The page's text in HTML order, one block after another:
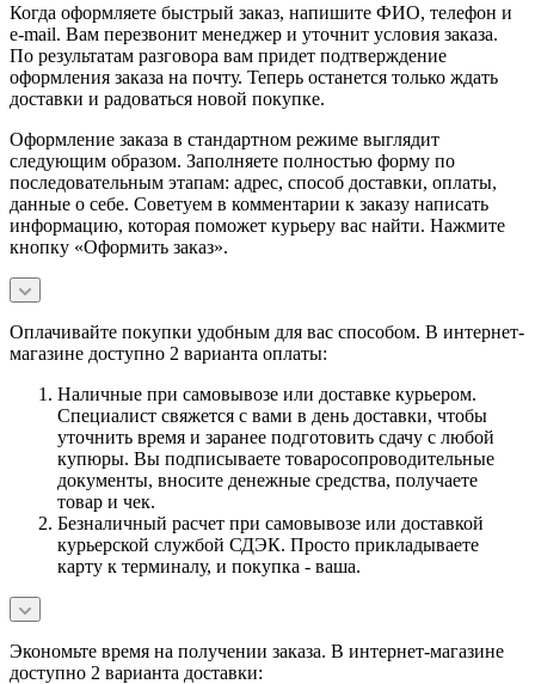
Когда оформляете быстрый заказ, напишите ФИО, телефон и
e-mail. Вам перезвонит менеджер и уточнит условия заказа.
По результатам разговора вам придет подтверждение
оформления заказа на почту. Теперь останется только ждать
доставки и радоваться новой покупке.
Оформление заказа в стандартном режиме выглядит
следующим образом. Заполняете полностью форму по
последовательным этапам: адрес, способ доставки, оплаты,
данные о себе. Советуем в комментарии к заказу написать
информацию, которая поможет курьеру вас найти. Нажмите
кнопку «Оформить заказ».
Оплачивайте покупки удобным для вас способом. В интернет-
магазине доступно 2 варианта оплаты:
Наличные при самовывозе или доставке курьером.
Специалист свяжется с вами в день доставки, чтобы
уточнить время и заранее подготовить сдачу с любой
купюры. Вы подписываете товаросопроводительные
документы, вносите денежные средства, получаете
товар и чек.
Безналичный расчет при самовывозе или доставкой
курьерской службой СДЭК. Просто прикладываете
карту к терминалу, и покупка - ваша.
Экономьте время на получении заказа. В интернет-магазине
доступно 2 варианта доставки: